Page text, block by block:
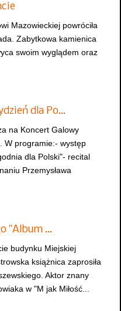
Mazowieckiej powróciła
Zabytkowa kamienica
swoim wyglądem oraz
dla Po…
na Koncert Galowy
W programie:- występ
dla Polski"- recital
Przemysława
"Album …
budynku Miejskiej
książnica zaprosiła
Aktor znany
w "M jak Miłość...